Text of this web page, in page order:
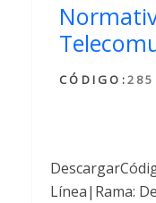
CÓDIGO:
Línea|Rama: